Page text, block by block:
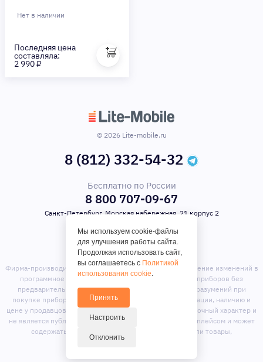
Нет в наличии
Последняя цена
составляла:
2 990 ₽
© 2026 Lite-mobile.ru
8 (812) 332-54-32
Бесплатно по России
8 800 707-09-67
Санкт-Петербург, Морская набережная, 21 корпус 2
Фирма-производитель оставляет за собой право на внесение изменений в
программное обеспечение, дизайн и комплектацию приборов без
предварительного уведомления. Во избежание недоразумений при
покупке приборов уточняйте информацию о комплектации, наличию и
цене у продавцов. Вся информация на сайте носит справочный характер и
не является публичной офертой. Сайт является маркет-плейсом и может
содержать предложения сторонних продавцов или товары,
отсутствующие на складе магазина.
Мы используем cookie-файлы
для улучшения работы сайта.
Продолжая использовать сайт,
вы соглашаетесь с Политикой
использования cookie.
Принять
Настроить
Отклонить